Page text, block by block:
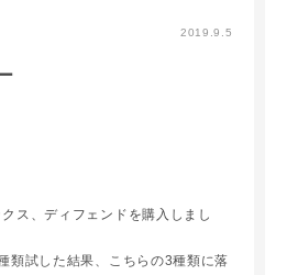
2019.9.5
ス、ディフェンドを購入しまし
類試した結果、こちらの3種類に落